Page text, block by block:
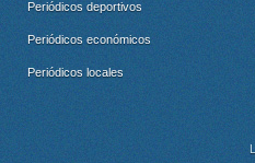
Periódicos deportivos
Periódicos económicos
Periódicos locales